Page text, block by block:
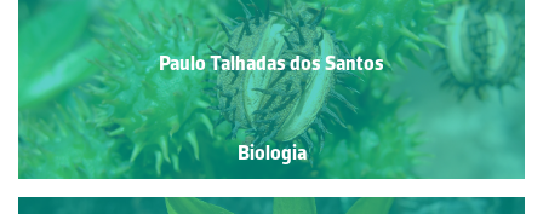
Paulo Talhadas dos Santos
Biologia